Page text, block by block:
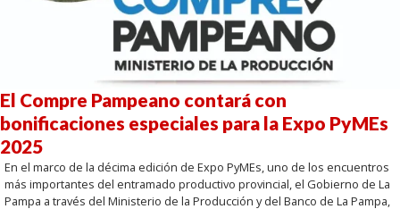
El Compre Pampeano contará con
bonificaciones especiales para la Expo PyMEs
2025
En el marco de la décima edición de Expo PyMEs, uno de los encuentros
más importantes del entramado productivo provincial, el Gobierno de La
Pampa a través del Ministerio de la Producción y del Banco de La Pampa,